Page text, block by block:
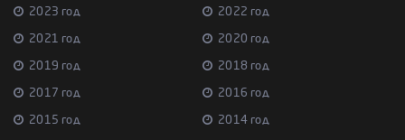
2023 год 2022 год
2021 год 2020 год
2019 год 2018 год
2017 год 2016 год
2015 год 2014 год